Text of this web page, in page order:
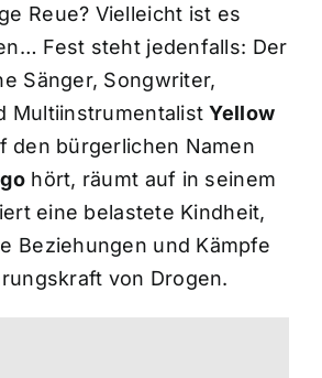
Reue? Vielleicht ist es
Fest steht jedenfalls: Der
Sänger, Songwriter,
MultiinstrumentalistYellow
den bürgerlichen Namen
hört, räumt auf in seinem
eine belastete Kindheit,
Beziehungen und Kämpfe
von Drogen.